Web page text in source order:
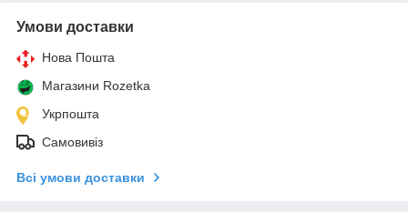
Умови доставки
Нова Пошта
Магазини Rozetka
Укрпошта
Самовивіз
Всі умови доставки